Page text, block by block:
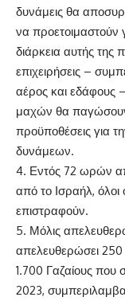
δυνάμεις θα
να
διάρκεια αυτής της
επιχειρήσεις –
αέρος και εδάφους
μαχών θα
προϋποθέσεις για
δυνάμεων.
4. Εντός 72 ωρών
από το Ισραήλ, όλοι
επιστραφούν.
5. Μόλις
απελευθερώσει 250
1.700 Γαζαίους
2023,